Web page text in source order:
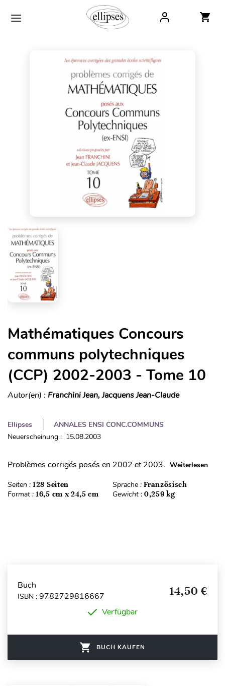
Mathématiques Concours
communs polytechniques
(CCP) 2002-2003 - Tome 10
Autor(en) : Franchini Jean, Jacquens Jean-Claude
Ellipses
ANNALES ENSI CONC.COMMUNS
Neuerscheinung : 15.08.2003
Problèmes corrigés posés en 2002 et 2003. Weiterlesen
Seiten : 128 Seiten Sprache : Französisch
Format : 16,5 cm x 24,5 cm Gewicht : 0,259 kg
Buch
ISBN : 9782729816667 14,50 €
Verfügbar
BUCH KAUFEN